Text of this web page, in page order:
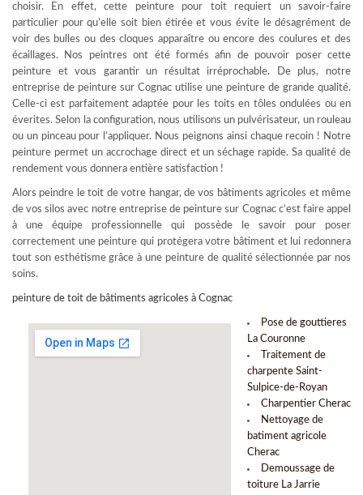
choisir. En effet, cette peinture pour toit requiert un savoir-faire
particulier pour qu’elle soit bien étirée et vous évite le désagrément de
voir des bulles ou des cloques apparaître ou encore des coulures et des
écaillages. Nos peintres ont été formés afin de pouvoir poser cette
peinture et vous garantir un résultat irréprochable. De plus, notre
entreprise de peinture sur Cognac utilise une peinture de grande qualité.
Celle-ci est parfaitement adaptée pour les toits en tôles ondulées ou en
éverites. Selon la configuration, nous utilisons un pulvérisateur, un rouleau
ou un pinceau pour l’appliquer. Nous peignons ainsi chaque recoin ! Notre
peinture permet un accrochage direct et un séchage rapide. Sa qualité de
rendement vous donnera entière satisfaction !
Alors peindre le toit de votre hangar, de vos bâtiments agricoles et même
de vos silos avec notre entreprise de peinture sur Cognac c’est faire appel
à une équipe professionnelle qui possède le savoir pour poser
correctement une peinture qui protégera votre bâtiment et lui redonnera
tout son esthétisme grâce à une peinture de qualité sélectionnée par nos
soins.
peinture de toit de bâtiments agricoles à Cognac
Pose de gouttieres
La Couronne
Traitement de
charpente Saint-
Sulpice-de-Royan
Charpentier Cherac
Nettoyage de
batiment agricole
Cherac
Demoussage de
toiture La Jarrie